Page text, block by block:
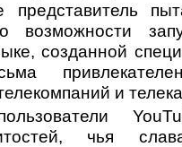
возможности
созданной
и
чья